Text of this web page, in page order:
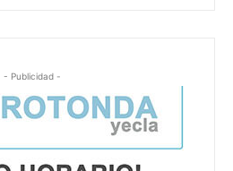
- Publicidad -